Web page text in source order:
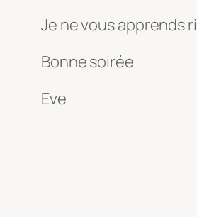
Je ne vous apprends
Bonne soirée
Eve